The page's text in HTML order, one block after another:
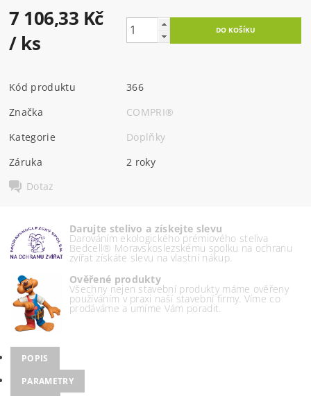
7 106,33 Kč
/ ks
Kód produktu
366
Značka
COMPRI®
Kategorie
Doplňky
Záruka
2 roky
Dotaz
Darujte stelivo a získejte slevu
Darováním ekologického prémiového steliva
Bedcell® Moravskoslezskému spolku na ochranu
zvířat získáte slevu na vlastní nákup.
Ověřené produkty
Všechny nejen stavební produkty máme ověřeny
používáním v praxi naší stavební firmy. Víme co
prodáváme a umíme Vám poradit.
POPIS
PARAMETRY